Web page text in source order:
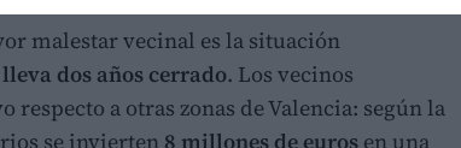
malestar vecinal es la situación
lleva dos años cerrado. Los vecinos
a otras zonas de Valencia: según la
se invierten 8 millones de euros en una